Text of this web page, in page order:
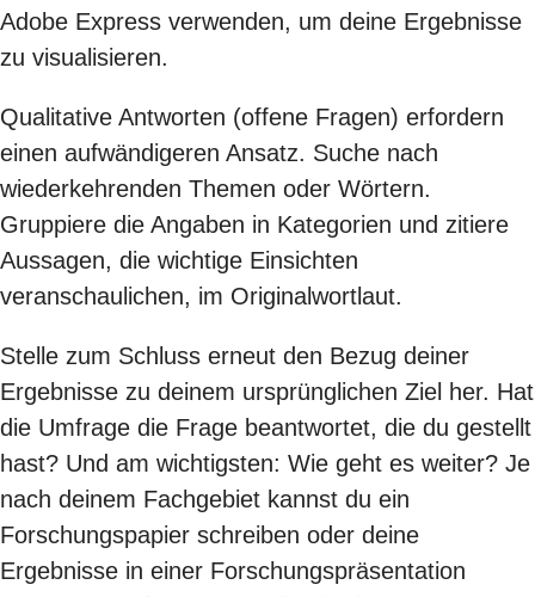
Adobe Express verwenden, um deine Ergebnisse
zu visualisieren.
Qualitative Antworten (offene Fragen) erfordern
einen aufwändigeren Ansatz. Suche nach
wiederkehrenden Themen oder Wörtern.
Gruppiere die Angaben in Kategorien und zitiere
Aussagen, die wichtige Einsichten
veranschaulichen, im Originalwortlaut.
Stelle zum Schluss erneut den Bezug deiner
Ergebnisse zu deinem ursprünglichen Ziel her. Hat
die Umfrage die Frage beantwortet, die du gestellt
hast? Und am wichtigsten: Wie geht es weiter? Je
nach deinem Fachgebiet kannst du ein
Forschungspapier schreiben oder deine
Ergebnisse in einer Forschungspräsentation